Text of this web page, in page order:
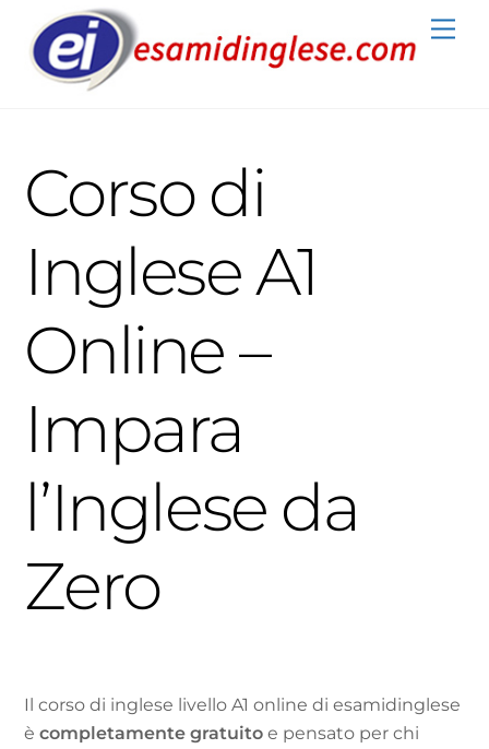
content
Corso di
Inglese A1
Online –
Impara
l’Inglese da
Zero
Il corso di inglese livello A1 online di esamidinglese
ècompletamente gratuito e pensato per chi